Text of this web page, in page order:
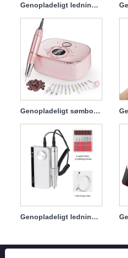
Genopladeligt ledningsfrit sømboresæt Professional 45w 40000rpm